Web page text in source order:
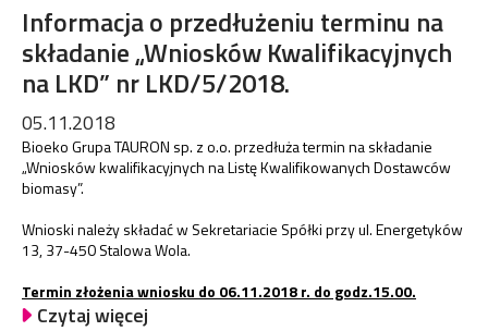
Informacja o przedłużeniu terminu na
składanie „Wniosków Kwalifikacyjnych
na LKD” nr LKD/5/2018.
05.11.2018
Bioeko Grupa TAURON sp. z o.o. przedłuża termin na składanie
„Wniosków kwalifikacyjnych na Listę Kwalifikowanych Dostawców
biomasy”.
Wnioski należy składać w Sekretariacie Spółki przy ul. Energetyków
13, 37-450 Stalowa Wola.
Termin złożenia wniosku do 06.11.2018 r. do godz.15.00.
Czytaj więcej